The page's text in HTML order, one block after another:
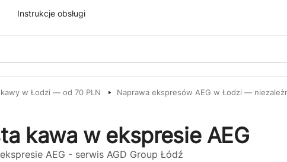
Instrukcje obsługi
w Łodzi — od 70 PLN
Naprawa ekspresów AEG w Łodzi —
kawa w ekspresie AEG